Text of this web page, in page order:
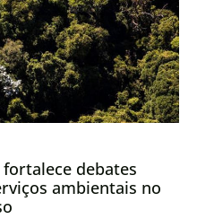
debates
ambientais no